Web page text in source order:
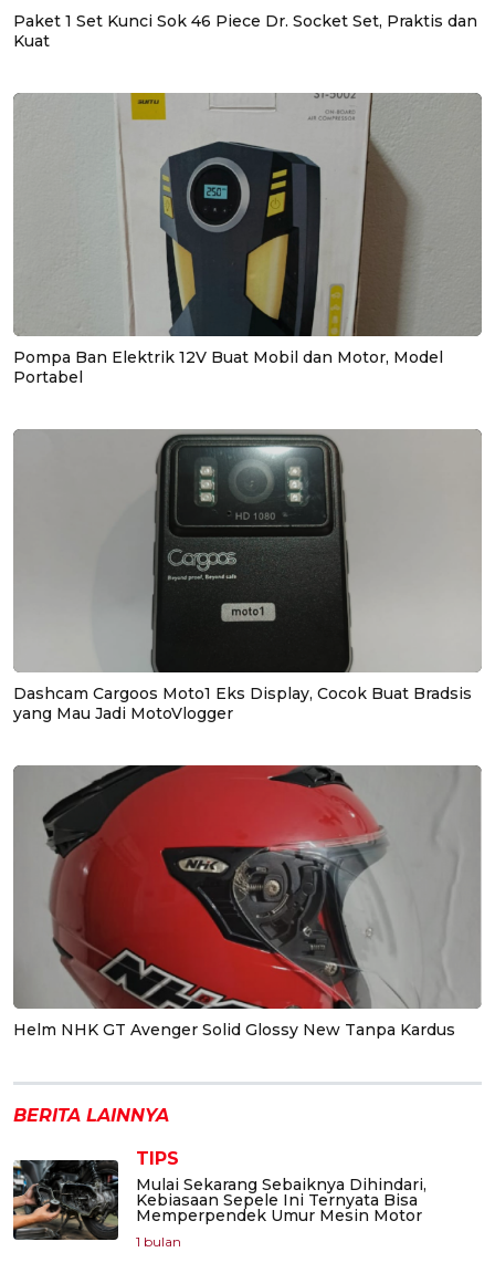
Paket 1 Set Kunci Sok 46 Piece Dr. Socket Set, Praktis dan
Kuat
Pompa Ban Elektrik 12V Buat Mobil dan Motor, Model
Portabel
Dashcam Cargoos Moto1 Eks Display, Cocok Buat Bradsis
yang Mau Jadi MotoVlogger
Helm NHK GT Avenger Solid Glossy New Tanpa Kardus
BERITA LAINNYA
TIPS
Mulai Sekarang Sebaiknya Dihindari,
Kebiasaan Sepele Ini Ternyata Bisa
Memperpendek Umur Mesin Motor
1 bulan